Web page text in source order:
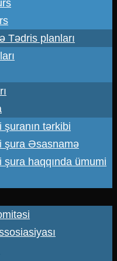
Tədris planları
tərkibi
şura Əsasnamə
haqqında ümumi